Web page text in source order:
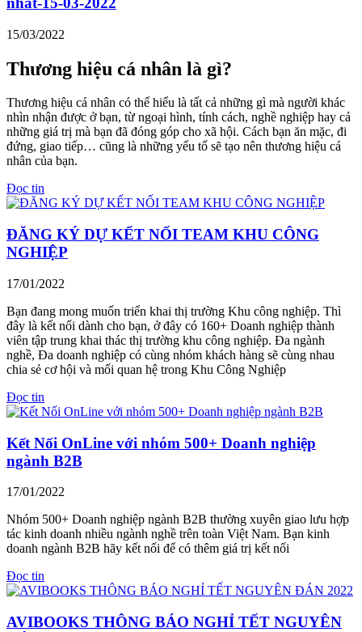
15/03/2022
Thương hiệu cá nhân là gì?
Thương hiệu cá nhân có thể hiểu là tất cả những gì mà người khác
nhìn nhận được ở bạn, từ ngoại hình, tính cách, nghề nghiệp hay cả
những giá trị mà bạn đã đóng góp cho xã hội. Cách bạn ăn mặc, đi
đứng, giao tiếp… cũng là những yếu tố sẽ tạo nên thương hiệu cá
nhân của bạn.
Đọc tin
ĐĂNG KÝ DỰ KẾT NỐI TEAM KHU CÔNG
NGHIỆP
17/01/2022
Bạn đang mong muốn triển khai thị trường Khu công nghiệp. Thì
đây là kết nối dành cho bạn, ở đây có 160+ Doanh nghiệp thành
viên tập trung khai thác thị trường khu công nghiệp. Đa ngành
nghề, Đa doanh nghiệp có cùng nhóm khách hàng sẽ cùng nhau
chia sẻ cơ hội và mối quan hệ trong Khu Công Nghiệp
Đọc tin
Kết Nối OnLine với nhóm 500+ Doanh nghiệp
ngành B2B
17/01/2022
Nhóm 500+ Doanh nghiệp ngành B2B thường xuyên giao lưu hợp
tác kinh doanh nhiều ngành nghề trên toàn Việt Nam. Bạn kinh
doanh ngành B2B hãy kết nối để có thêm giá trị kết nối
Đọc tin
AVIBOOKS THÔNG BÁO NGHỈ TẾT NGUYÊN